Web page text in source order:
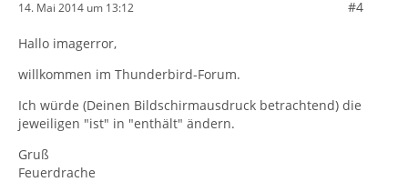
14. Mai 2014 um 13:12 #4
Hallo imagerror,
willkommen im Thunderbird-Forum.
Ich würde (Deinen Bildschirmausdruck betrachtend) die
jeweiligen "ist" in "enthält" ändern.
Gruß
Feuerdrache